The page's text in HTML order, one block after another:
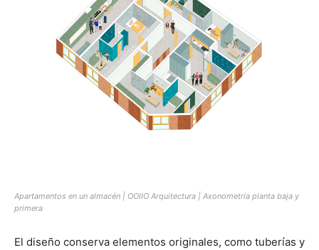
Apartamentos en un almacén | OOIIO Arquitectura | Axonometría planta baja y
primera
El diseño conserva elementos originales, como tuberías y